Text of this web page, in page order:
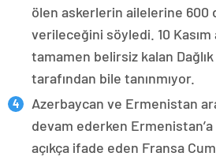
ölen askerlerin ailelerine 600
verileceğini söyledi. 10
tamamen belirsiz kalan
tarafından bile tanınmıyor.
Azerbaycan ve Ermenistan
devam ederken
açıkça ifade eden Fransa